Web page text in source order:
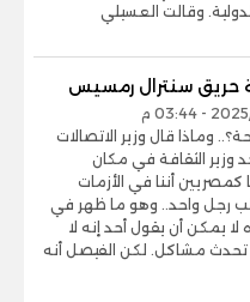
وقالت العسيلي
حريق سنترال رمسيس
وماذا قال وزير الاتصالات
وزير الثقافة في مكان
كمصريين أننا في الأزمات
رجل واحد.. وهو ما ظهر في
لا يمكن أن يقول أحد إنه لا
تحدث مشاكل. لكن الفيصل أنه